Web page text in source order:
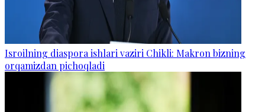
Isroilning diaspora ishlari vaziri Chikli: Makron bizning
orqamizdan pichoqladi